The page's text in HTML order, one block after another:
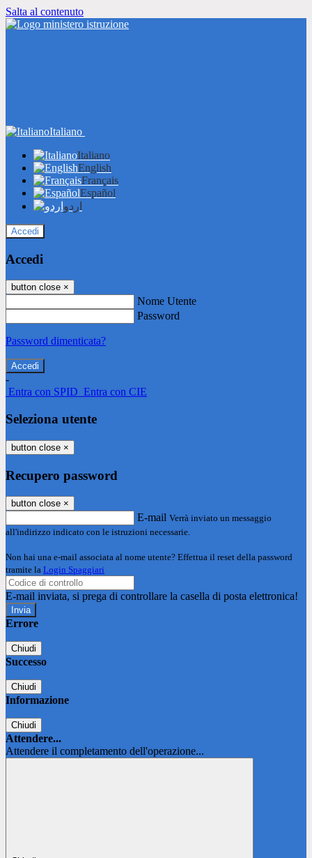
Salta al contenuto
Italiano
Italiano
English
Français
Español
اردو
Accedi
Accedi
button close ×
Nome Utente
Password
Password dimenticata?
-
Entra con SPID Entra con CIE
Seleziona utente
button close ×
Recupero password
button close ×
E-mail Verrà inviato un messaggio
all'indirizzo indicato con le istruzioni necessarie.
Non hai una e-mail associata al nome utente? Effettua il reset della password
tramite la Login Spaggiari
E-mail inviata, si prega di controllare la casella di posta elettronica!
Errore
Chiudi
Successo
Chiudi
Informazione
Chiudi
Attendere...
Attendere il completamento dell'operazione...